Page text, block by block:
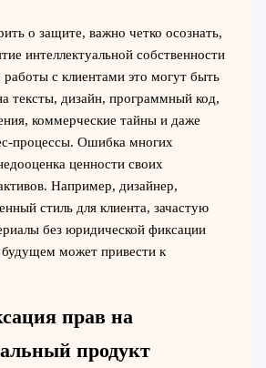
о защите, важно четко осознать,
интеллектуальной собственности
с клиентами это могут быть
тексты, дизайн, программный код,
коммерческие тайны и даже
процессы. Ошибка многих
ценности своих
Например, дизайнер,
стиль для клиента, зачастую
без юридической фиксации
будущем может привести к
прав на
продукт